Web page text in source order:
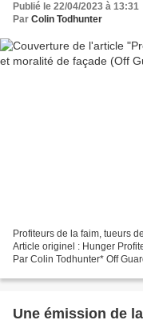
Publié le 22/04/2023 à 13:31
Par Colin Todhunter
Profiteurs de la faim, tueurs
Article originel : Hunger
Par Colin Todhunter* Off
Une émission de